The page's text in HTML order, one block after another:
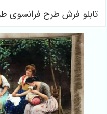
تابلو فرش طرح فرانسوی